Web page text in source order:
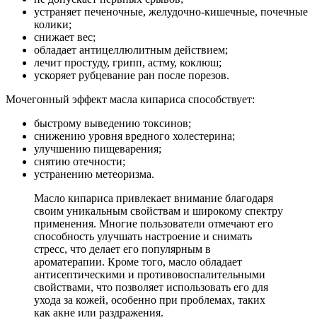
устраняет печеночные, желудочно-кишечные, почечные
колики;
снижает вес;
обладает антицеллюлитным действием;
лечит простуду, грипп, астму, коклюш;
ускоряет рубцевание ран после порезов.
Мочегонный эффект масла кипариса способствует:
быстрому выведению токсинов;
снижению уровня вредного холестерина;
улучшению пищеварения;
снятию отечности;
устранению метеоризма.
Масло кипариса привлекает внимание благодаря
своим уникальным свойствам и широкому спектру
применения. Многие пользователи отмечают его
способность улучшать настроение и снимать
стресс, что делает его популярным в
ароматерапии. Кроме того, масло обладает
антисептическими и противовоспалительными
свойствами, что позволяет использовать его для
ухода за кожей, особенно при проблемах, таких
как акне или раздражения.